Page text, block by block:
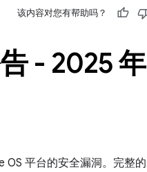
该内容对您有帮助吗？
- 2025 年
平台的安全漏洞。完整的